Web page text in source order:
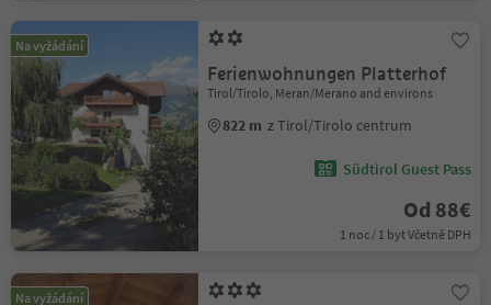
Na vyžádání
Ferienwohnungen Platterhof
Tirol/Tirolo, Meran/Merano and environs
822 m z Tirol/Tirolo centrum
Südtirol Guest Pass
Od 88€
1 noc / 1 byt Včetně DPH
Na vyžádání